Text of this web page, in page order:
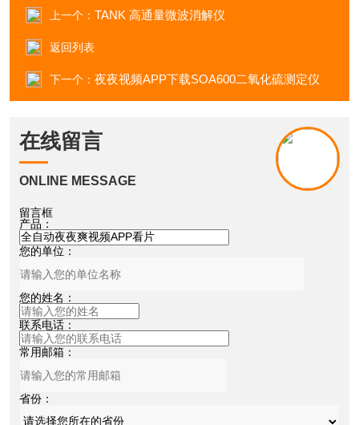
上一个： TANK 高通量微波消解仪
返回列表
下一个： 夜夜视频APP下载SOA600二氧化硫测定仪
在线留言
ONLINE MESSAGE
留言框
产品：
您的单位：
您的姓名：
联系电话：
常用邮箱：
省份：